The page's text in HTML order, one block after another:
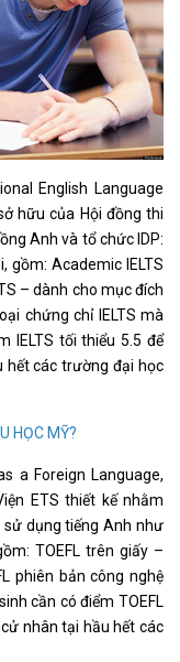
English Language
hữu của Hội đồng thi
Anh và tổ chức IDP:
gồm: Academic IELTS
– dành cho mục đích
chứng chỉ IELTS mà
IELTS tối thiểu 5.5 để
hết các trường đại học
HỌC MỸ?
a Foreign Language,
ETS thiết kế nhằm
dụng tiếng Anh như
TOEFL trên giấy –
phiên bản công nghệ
cần có điểm TOEFL
nhân tại hầu hết các